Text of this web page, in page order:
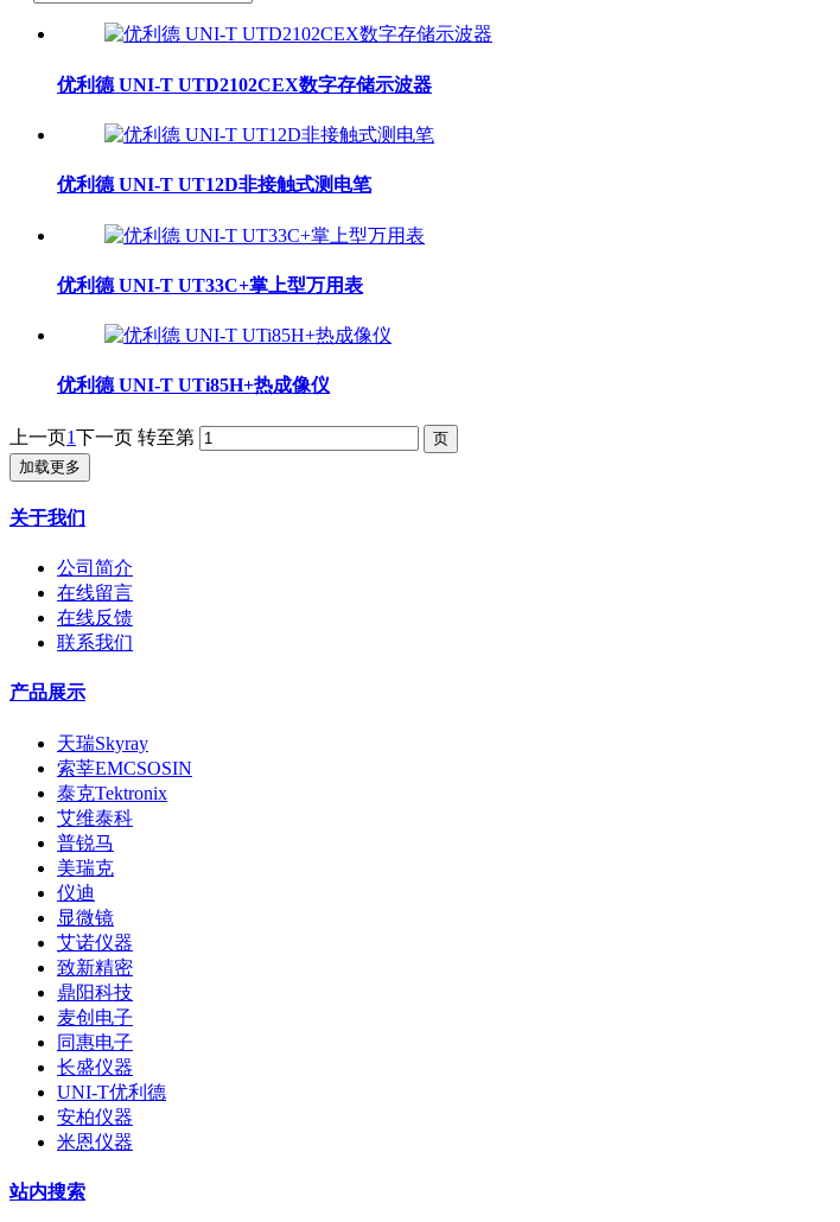
优利德 UNI-T UTD2102CEX数字存储示波器
优利德 UNI-T UT12D非接触式测电笔
优利德 UNI-T UT33C+掌上型万用表
优利德 UNI-T UTi85H+热成像仪
上一页1下一页 转至第
加载更多
关于我们
公司简介
在线留言
在线反馈
联系我们
产品展示
天瑞Skyray
索莘EMCSOSIN
泰克Tektronix
艾维泰科
普锐马
美瑞克
仪迪
显微镜
艾诺仪器
致新精密
鼎阳科技
麦创电子
同惠电子
长盛仪器
UNI-T优利德
安柏仪器
米恩仪器
站内搜索